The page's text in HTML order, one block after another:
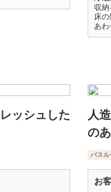
収納
床の
あわ
ッシュした
人
の
バス
お